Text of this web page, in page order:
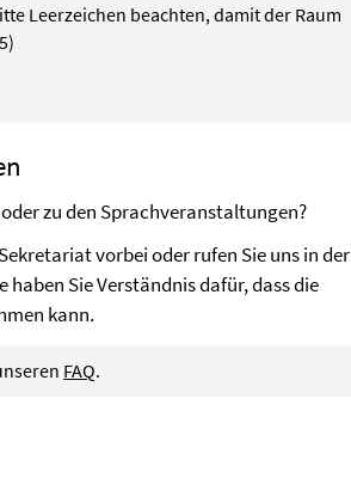
Leerzeichen beachten, damit der Raum
zu den Sprachveranstaltungen?
vorbei oder rufen Sie uns in der
haben Sie Verständnis dafür, dass die
kann.
FAQ.